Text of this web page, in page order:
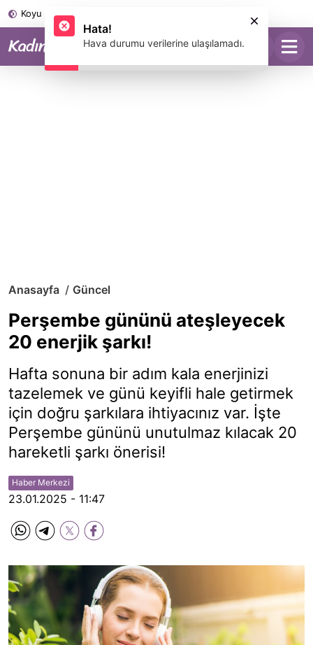
Koyu Mod
Anasayfa Güncel
Perşembe gününü ateşleyecek
20 enerjik şarkı!
Hafta sonuna bir adım kala enerjinizi
tazelemek ve günü keyifli hale getirmek
için doğru şarkılara ihtiyacınız var. İşte
Perşembe gününü unutulmaz kılacak 20
hareketli şarkı önerisi!
Haber Merkezi
23.01.2025 - 11:47